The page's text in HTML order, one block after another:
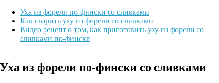
Уха из форели по-фински со сливками
Как сварить уху из форели со сливками
Видео рецепт о том, как приготовить уху из форели со
сливками по-фински
Уха из форели по-фински со сливками